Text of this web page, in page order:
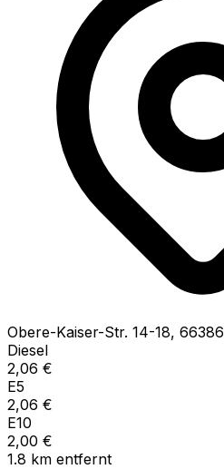
Obere-Kaiser-Str. 14-18, 66386
Diesel
2,06 €
E5
2,06 €
E10
2,00 €
1.8 km entfernt